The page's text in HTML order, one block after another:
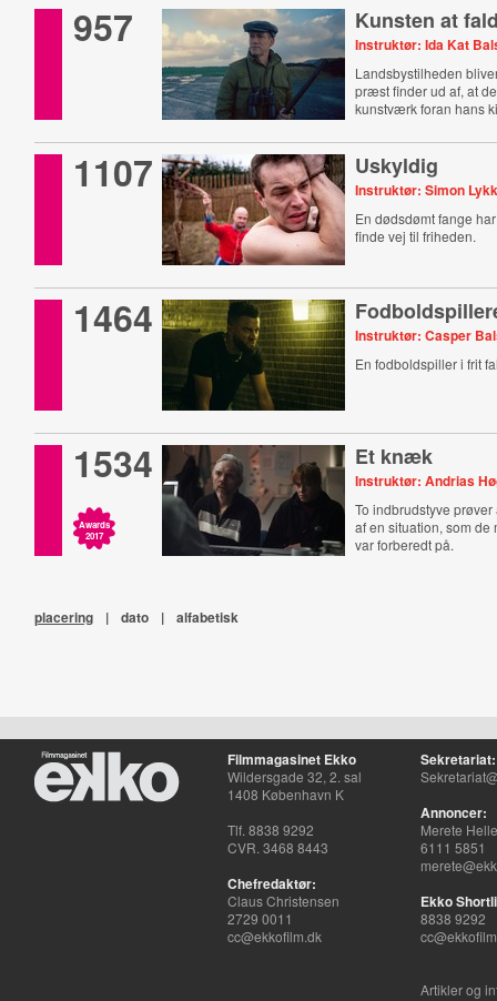
957 Kunsten at
Instruktør: Ida Kat
Landsbystilheden
præst finder ud af, at
kunstværk foran hans
1107 Uskyldig
Instruktør: Simon
En dødsdømt fange
finde vej til friheden.
1464 Instruktør: Casper
En fodboldspiller i frit
1534
Awards
2017
Et knæk
Instruktør: Andrias
To indbrudstyve
af en situation, som de
var forberedt på.
placering | dato | alfabetisk
Filmmagasinet Ekko
Wildersgade 32, 2. sal
1408 København K
Tlf. 8838 9292
CVR. 3468 8443
Chefredaktør:
Claus Christensen
2729 0011
cc@ekkofilm.dk
Sekretariat:
Annoncer:
Merete
6111 5851
Ekko
8838 9292
Artikler og